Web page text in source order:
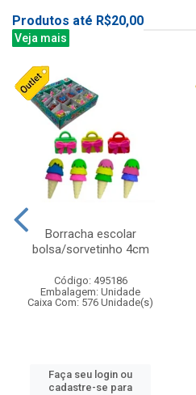
Produtos até R$20,00
Veja mais
Borracha escolar
bolsa/sorvetinho 4cm
Código: 495186
Embalagem: Unidade
Caixa Com: 576 Unidade(s)
Faça seu login ou
cadastre-se para